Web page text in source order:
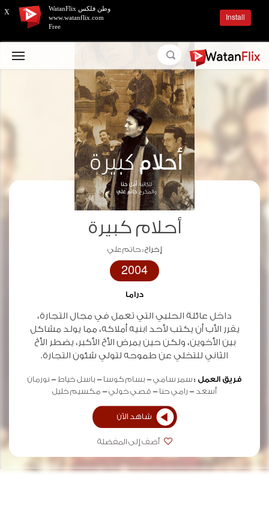
أحلام كبيرة
إخراج :حاتم علي
2004
دراما
داخل عائلة الحلبي التي تعمل في مجال التجارة،
يقرر اﻷب أن يكتب ﻷحد ابنيه أملاكه، مما يولد مشاكل
بين اﻷخوين، ولكن حين يمرض اﻷخ اﻷكبر، يضطر اﻷخ
الثاني للتخلي عن طموحه لتولي شئون التجارة.
فريق العمل :سمر سامي بسام كوسا باسل خياط
نورمان
أسعد
رامي حنا قصي خولي مكسيم خليل
شاهد الآن
أضف إلى المفضلة
X
وطن فلكس WatanFlix
www.watanflix.com
Free
Install